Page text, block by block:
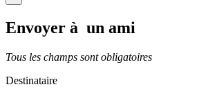
Envoyer à un ami
Tous les champs sont obligatoires
Destinataire